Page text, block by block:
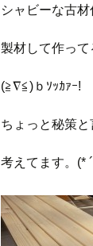
シャビーな古
製材して作っ
(≧∇≦)ｂｿｯｶｧｰ!
ちょっと秘策
考えてます。(*